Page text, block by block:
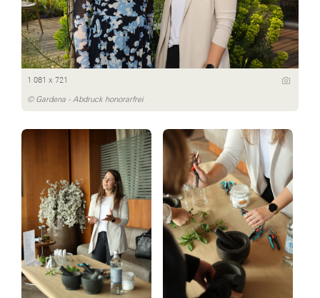
1 081 x 721
© Gardena - Abdruck honorarfrei